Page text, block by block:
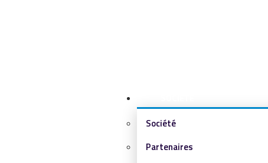
Société
Partenaires